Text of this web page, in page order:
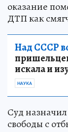
оказание
ДТП как
Над СССР
искала и
НАУКА
Суд
свободы с